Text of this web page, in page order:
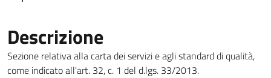
Descrizione
Sezione relativa alla carta dei servizi e agli standard di qualità,
come indicato all'art. 32, c. 1 del d.lgs. 33/2013.